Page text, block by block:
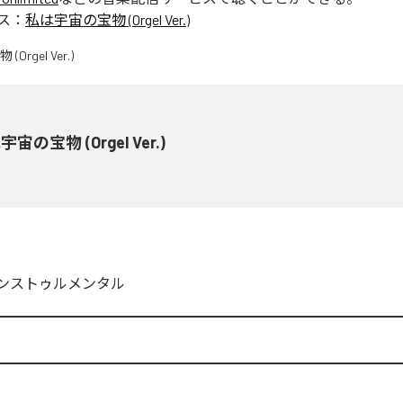
： 私は宇宙の宝物 (Orgel Ver.)
宙の宝物 (Orgel Ver.)
ストゥルメンタル